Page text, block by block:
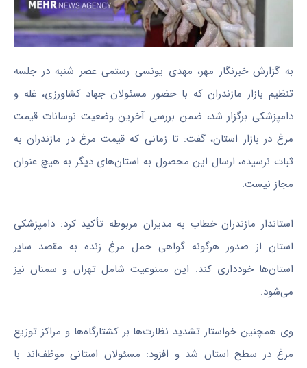
به گزارش خبرنگار مهر، مهدی یونسی رستمی عصر شنبه در جلسه
تنظیم بازار مازندران که با حضور مسئولان جهاد کشاورزی، غله و
دامپزشکی برگزار شد، ضمن بررسی آخرین وضعیت نوسانات قیمت
مرغ در بازار استان، گفت: تا زمانی که قیمت مرغ در مازندران به
ثبات نرسیده، ارسال این محصول به استان‌های دیگر به هیچ عنوان
مجاز نیست.
استاندار مازندران خطاب به مدیران مربوطه تأکید کرد: دامپزشکی
استان از صدور هرگونه گواهی حمل مرغ زنده به مقصد سایر
استان‌ها خودداری کند. این ممنوعیت شامل تهران و سمنان نیز
می‌شود.
وی همچنین خواستار تشدید نظارت‌ها بر کشتارگاه‌ها و مراکز توزیع
مرغ در سطح استان شد و افزود: مسئولان استانی موظف‌اند با